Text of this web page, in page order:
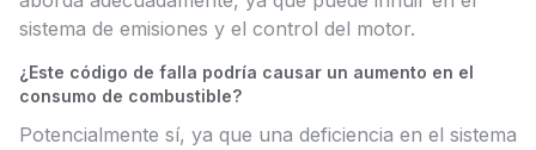
sistema de emisiones y el control del motor.
¿Este código de falla podría causar un aumento en el
consumo de combustible?
Potencialmente sí, ya que una deficiencia en el sistema